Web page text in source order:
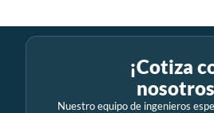
¡Cotiza
Nuestro equipo de ingenieros